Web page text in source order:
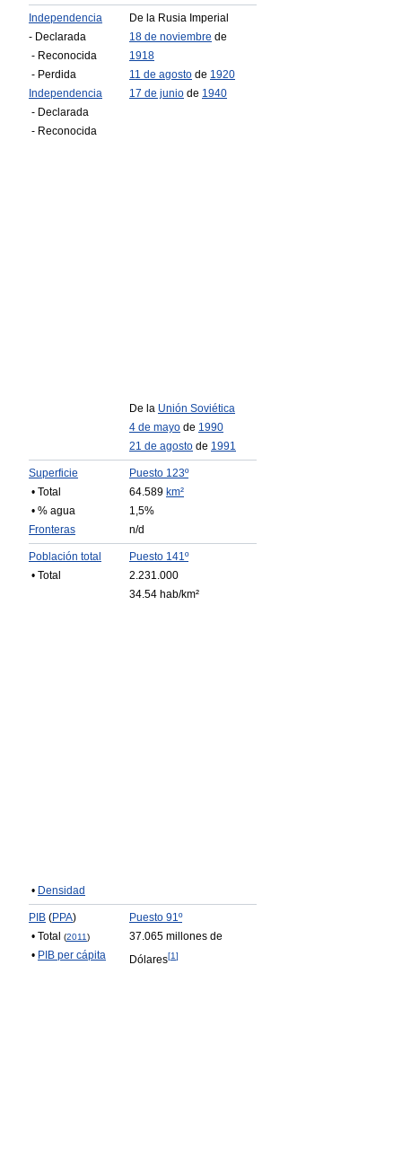
Independencia
- Declarada
- Reconocida
- Perdida
Independencia
- Declarada
- Reconocida
De la Rusia Imperial
18 de noviembre de
1918
11 de agosto de 1920
17 de junio de 1940
De la Unión Soviética
4 de mayo de 1990
21 de agosto de 1991
Superficie
• Total
• % agua
Fronteras
Puesto 123º
64.589 km²
1,5%
n/d
Población total
• Total
• Densidad
Puesto 141º
2.231.000
34.54 hab/km²
PIB (PPA)
• Total (2011)
• PIB per cápita
Puesto 91º
37.065 millones de
Dólares[1]